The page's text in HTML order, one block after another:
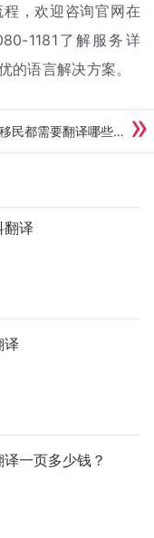
程，欢迎咨询官网在
1181了解服务详
的语言解决方案。
民都需要翻译哪些材料
翻译
译
一页多少钱？